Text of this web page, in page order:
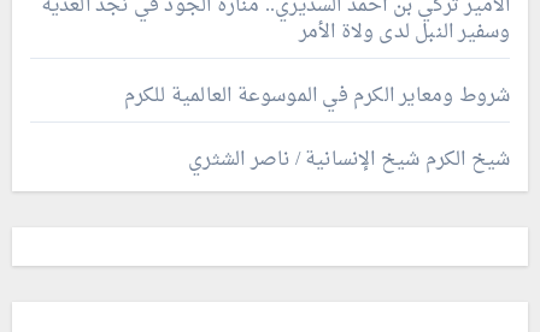
وسفير النبل لدى ولاة الأمر
شروط ومعاير الكرم في الموسوعة العالمية للكرم
شيخ الكرم شيخ الإنسانية / ناصر الشثري